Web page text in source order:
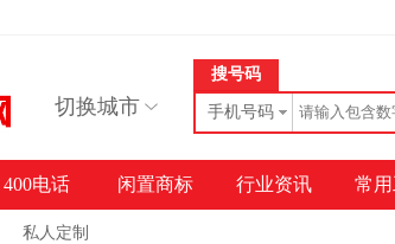
切换城市
搜号码
手机号码
私人定制
400电话 闲置商标 行业资讯 常